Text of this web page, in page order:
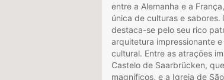
entre a Alemanha e a
única de culturas e
destaca-se pelo seu rico
arquitetura impressionante
cultural. Entre as atrações
Castelo de Saarbrücken,
magníficos, e a Igreja de